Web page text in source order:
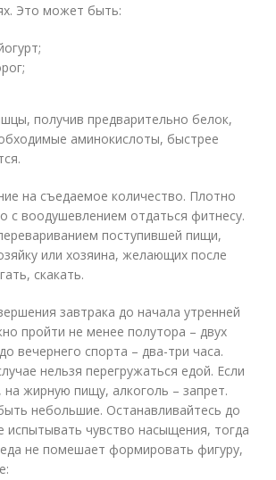
Это может быть:
получив предварительно белок,
аминокислоты, быстрее
на съедаемое количество. Плотно
с воодушевлением отдаться фитнесу.
поступившей пищи,
или хозяина, желающих после
скакать.
завтрака до начала утренней
пройти не менее полутора – двух
вечернего спорта – два-три часа.
нельзя перегружаться едой. Если
на жирную пищу, алкоголь – запрет.
небольшие. Останавливайтесь до
испытывать чувство насыщения, тогда
не помешает формировать фигуру,